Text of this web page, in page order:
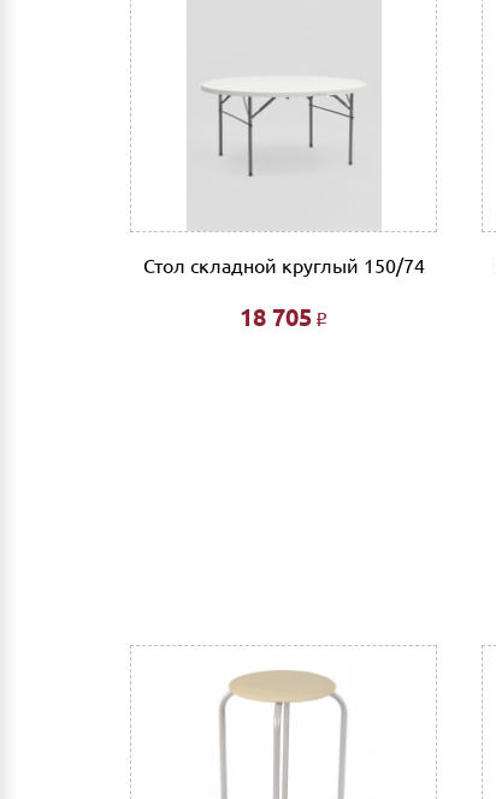
Вы можете заполнить реквизиты при
После этого Вы получите счет для
мобильный банк, выполнив перевод
Доставка
Самовывоз из г.Нижнего Новгорода.
Доставка до адреса: Индивидуальный
До транспортной компании: 700 руб.
Подъем мебели до первого этажа или
Стол складной круглый 150/74
18 705 Р